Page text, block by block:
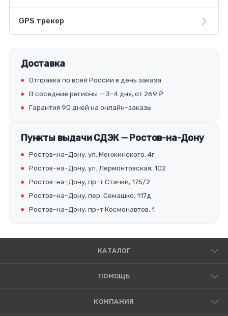
GPS трекер
Доставка
Отправка по всей России в день заказа
В соседние регионы — 3–4 дня, от 269 ₽
Гарантия 90 дней на онлайн-заказы
Пункты выдачи СДЭК — Ростов-на-Дону
Ростов-на-Дону, ул. Менжинского, 4г
Ростов-на-Дону, ул. Лермонтовская, 102
Ростов-на-Дону, пр-т Стачки, 175/2
Ростов-на-Дону, пер. Семашко, 117д
Ростов-на-Дону, пр-т Космонавтов, 1
КАТАЛОГ
ПОМОЩЬ
КОМПАНИЯ